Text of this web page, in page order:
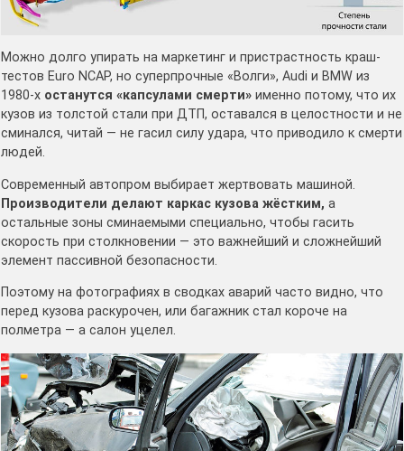
Можно долго упирать на маркетинг и пристрастность краш-
тестов Euro NCAP, но суперпрочные «Волги», Audi и BMW из
1980-х останутся «капсулами смерти» именно потому, что их
кузов из толстой стали при ДТП, оставался в целостности и не
сминался, читай — не гасил силу удара, что приводило к смерти
людей.
Современный автопром выбирает жертвовать машиной.
Производители делают каркас кузова жёстким, а
остальные зоны сминаемыми специально, чтобы гасить
скорость при столкновении — это важнейший и сложнейший
элемент пассивной безопасности.
Поэтому на фотографиях в сводках аварий часто видно, что
перед кузова раскурочен, или багажник стал короче на
полметра — а салон уцелел.